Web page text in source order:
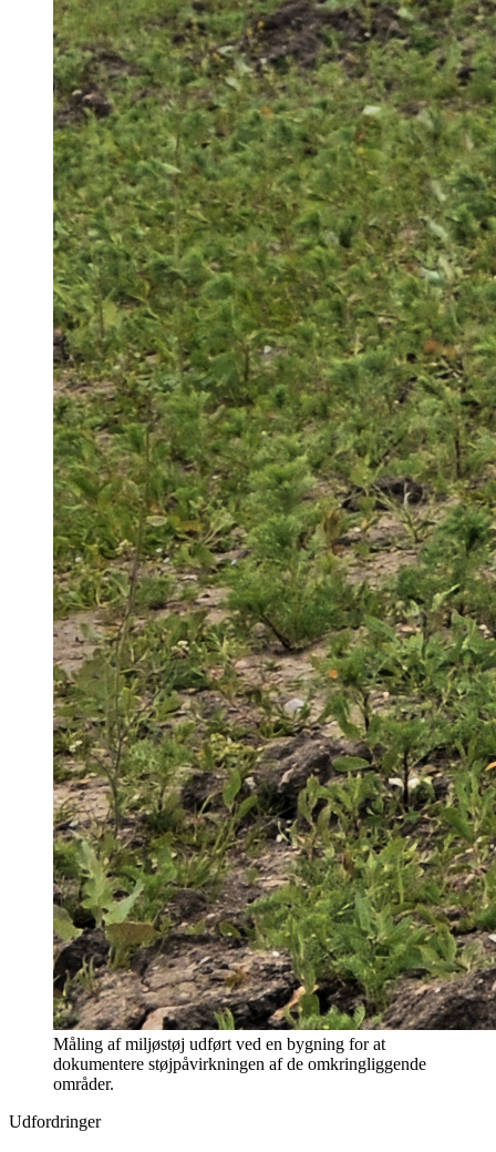
Måling af miljøstøj udført ved en bygning for at
dokumentere støjpåvirkningen af de omkringliggende
områder.
Udfordringer